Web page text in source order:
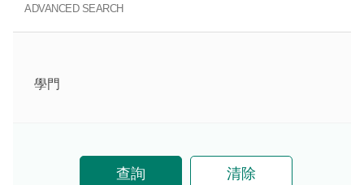
ADVANCED SEARCH
學門
查詢 清除